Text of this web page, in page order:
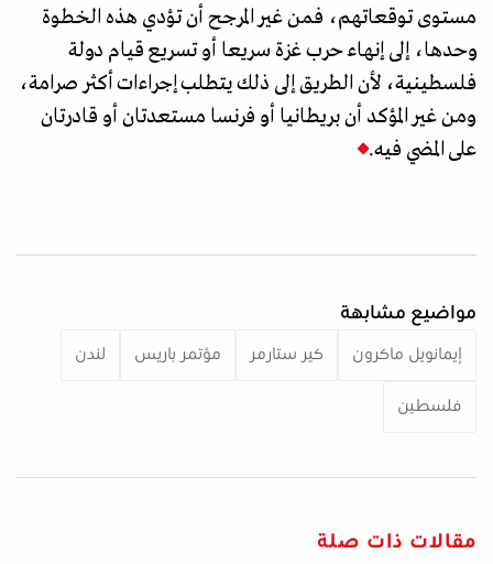
مستوى توقعاتهم، فمن غير المرجح أن تؤدي هذه الخطوة
وحدها، إلى إنهاء حرب غزة سريعا أو تسريع قيام دولة
فلسطينية، لأن الطريق إلى ذلك يتطلب إجراءات أكثر صرامة،
ومن غير المؤكد أن بريطانيا أو فرنسا مستعدتان أو قادرتان
على المضي فيه.
مواضيع مشابهة
إيمانويل ماكرون كير ستارمر مؤتمر باريس لندن
فلسطين
مقالات ذات صلة